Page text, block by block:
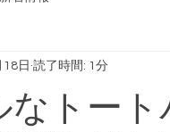
なトー
日 読了時間: 1分